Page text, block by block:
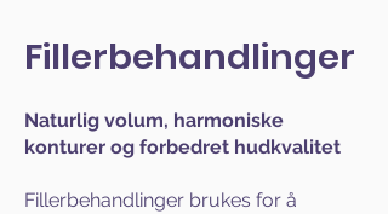
Fillerbehandlinger
Naturlig volum, harmoniske
konturer og forbedret hudkvalitet
Fillerbehandlinger brukes for å